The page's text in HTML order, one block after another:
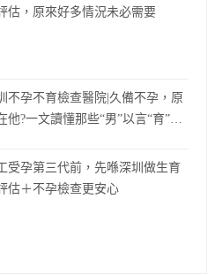
估，原來好多情況未必需要
不孕不育檢查醫院|久備不孕，原
他?一文讀懂那些“男”以言“育”的
受孕第三代前，先喺深圳做生育
估＋不孕檢查更安心